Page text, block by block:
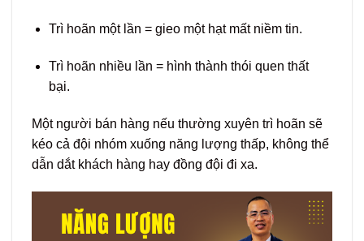
Trì hoãn một lần = gieo một hạt mất niềm tin.
Trì hoãn nhiều lần = hình thành thói quen thất
bại.
Một người bán hàng nếu thường xuyên trì hoãn sẽ
kéo cả đội nhóm xuống năng lượng thấp, không thể
dẫn dắt khách hàng hay đồng đội đi xa.